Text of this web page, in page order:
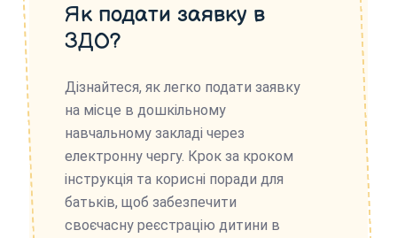
Як подати заявку в
ЗДО?
Дізнайтеся, як легко подати заявку
на місце в дошкільному
навчальному закладі через
електронну чергу. Крок за кроком
інструкція та корисні поради для
батьків, щоб забезпечити
своєчасну реєстрацію дитини в